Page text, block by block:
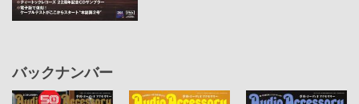
バックナンバー